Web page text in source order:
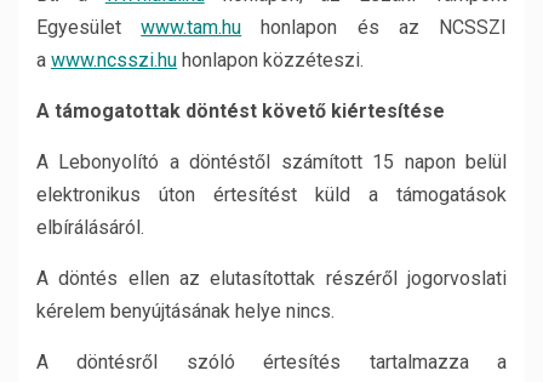
Egyesületwww.tam.hu honlapon és az NCSSZI
a www.ncsszi.hu honlapon közzéteszi.
A támogatottak döntést követő kiértesítése
A Lebonyolító a döntéstől számított 15 napon belül
elektronikus úton értesítést küld a támogatások
elbírálásáról.
A döntés ellen az elutasítottak részéről jogorvoslati
kérelem benyújtásának helye nincs.
A döntésről szóló értesítés tartalmazza a